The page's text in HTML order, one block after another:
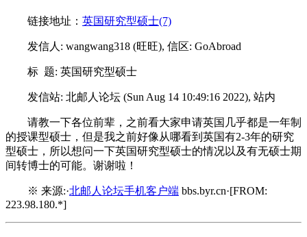
链接地址： 英国研究型硕士(7)
发信人: wangwang318 (旺旺), 信区: GoAbroad
标 题: 英国研究型硕士
发信站: 北邮人论坛 (Sun Aug 14 10:49:16 2022), 站内
请教一下各位前辈，之前看大家申请英国几乎都是一年制
的授课型硕士，但是我之前好像从哪看到英国有2-3年的研究
型硕士，所以想问一下英国研究型硕士的情况以及有无硕士期
间转博士的可能。谢谢啦！
※ 来源:·北邮人论坛手机客户端 bbs.byr.cn·[FROM:
223.98.180.*]